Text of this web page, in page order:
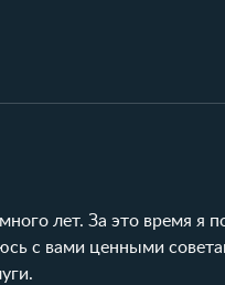
лет. За это время я
с вами ценными